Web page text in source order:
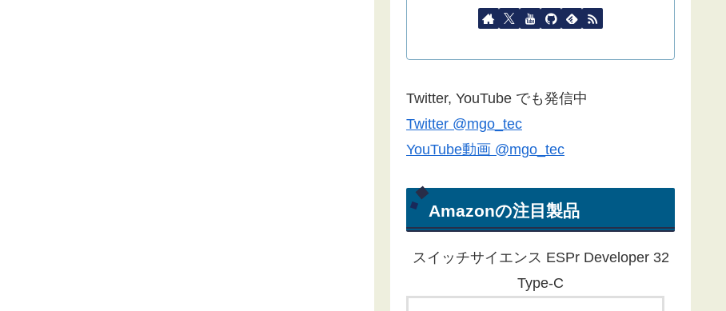
１年以上経過している記事が殆どな
Blynk2.0で双方向通信できない場合
はこちらの記事
ください(2022/06/24)
ん。ほとんどの記事が１年以上経過
している為、動作しないものもある
ことをご了承ください。
Yahoo RSS天気予報が配信終了し
たことに伴い、気象庁から天気予報
Twitter, YouTube でも発信中
Twitter @mgo_tec
YouTube動画 @mgo_tec
Amazonの注目製品
スイッチサイエンス ESPr Developer 32
Type-C